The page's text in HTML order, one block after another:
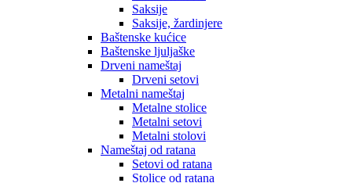
Saksije
Saksije, žardinjere
Baštenske kućice
Baštenske ljuljaške
Drveni nameštaj
Drveni setovi
Metalni nameštaj
Metalne stolice
Metalni setovi
Metalni stolovi
Nameštaj od ratana
Setovi od ratana
Stolice od ratana